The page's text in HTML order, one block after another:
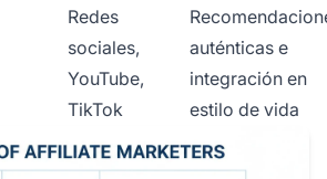
Redes
sociales,
YouTube,
TikTok
auténticas e
integración en
estilo de vida